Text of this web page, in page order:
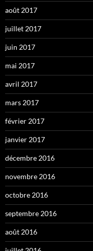
août 2017
juillet 2017
juin 2017
mai 2017
avril 2017
mars 2017
février 2017
janvier 2017
décembre 2016
novembre 2016
octobre 2016
septembre 2016
août 2016